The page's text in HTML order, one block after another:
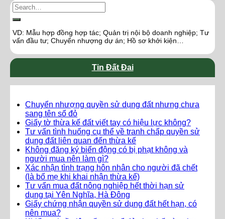
VD: Mẫu hợp đồng hợp tác; Quản trị nội bộ doanh nghiệp; Tư
vấn đầu tư; Chuyển nhượng dự án; Hồ sơ khởi kiện…
Tin Đất Đai
Chuyển nhượng quyền sử dụng đất nhưng chưa
sang tên sổ đỏ
Giấy tờ thừa kế đất viết tay có hiệu lực không?
Tư vấn tình huống cụ thể về tranh chấp quyền sử
dụng đất liên quan đến thừa kế
Không đăng ký biến động có bị phạt không và
người mua nên làm gì?
Xác nhận tình trạng hôn nhân cho người đã chết
(là bố mẹ khi khai nhận thừa kế)
Tư vấn mua đất nông nghiệp hết thời hạn sử
dụng tại Yên Nghĩa, Hà Đông
Giấy chứng nhận quyền sử dụng đất hết hạn, có
nên mua?